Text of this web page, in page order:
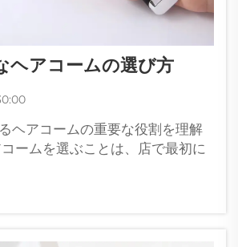
ヘアコームの選び方
ヘアコームの重要な役割を理解
ームを選ぶことは、店で最初に
に取るだけ以上の意味がありま
ームは、毎日のグルーミングル
本的なツールとして機能し、直